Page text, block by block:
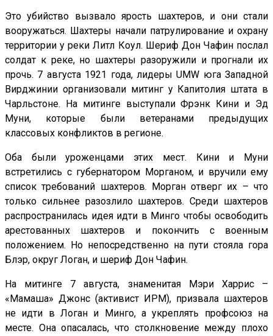
Это убийство вызвало ярость шахтеров, и они стали
вооружаться. Шахтеры начали патрулирование и охрану
территории у реки Литл Коул. Шериф Дон Чафин послал
солдат к реке, но шахтеры разоружили и прогнали их
прочь. 7 августа 1921 года, лидеры UMW юга Западной
Вирджинии организовали митинг у Капитолия штата в
Чарльстоне. На митинге выступали Фрэнк Кини и Эд
Муни, которые были ветеранами предыдущих
классовых конфликтов в регионе.
Оба были уроженцами этих мест. Кини и Муни
встретились с губернатором Морганом, и вручили ему
список требований шахтеров. Морган отверг их – что
только сильнее разозлило шахтеров. Среди шахтеров
распространилась идея идти в Минго чтобы освободить
арестованных шахтеров и покончить с военным
положением. Но непосредственно на пути стояла гора
Блэр, округ Логан, и шериф Дон Чафин.
На митинге 7 августа, знаменитая Мэри Харрис –
«Мамаша» Джонс (активист ИРМ), призвала шахтеров
не идти в Логан и Минго, а укреплять профсоюз на
месте. Она опасалась, что столкновение между плохо